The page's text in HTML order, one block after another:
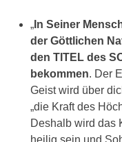
„ In Seiner
der Göttlichen
den TITEL des
bekommen. Der
Geist wird über
„die Kraft des
Deshalb wird das
heilig sein und